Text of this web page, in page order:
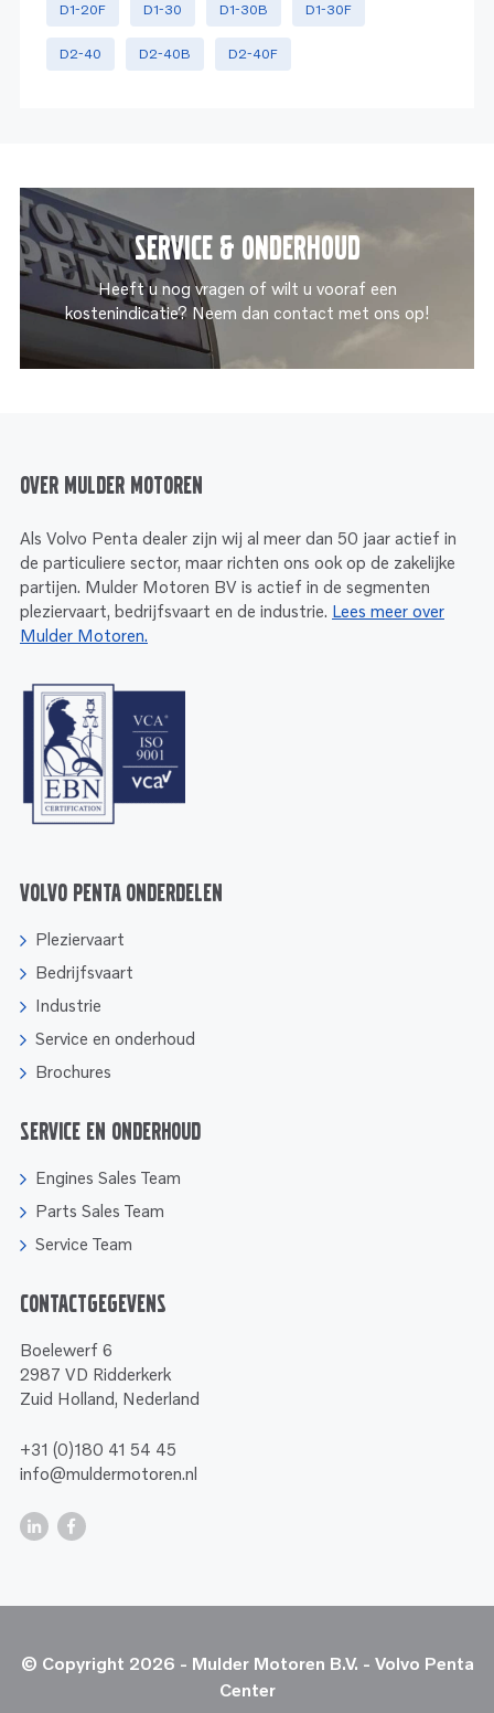
D1-20F D1-30 D1-30B D1-30F
D2-40 D2-40B D2-40F
Service & onderhoud
Heeft u nog vragen of wilt u vooraf een
kostenindicatie? Neem dan contact met ons op!
Over Mulder Motoren
Als Volvo Penta dealer zijn wij al meer dan 50 jaar actief in
de particuliere sector, maar richten ons ook op de zakelijke
partijen. Mulder Motoren BV is actief in de segmenten
pleziervaart, bedrijfsvaart en de industrie. Lees meer over
Mulder Motoren.
Volvo Penta onderdelen
Pleziervaart
Bedrijfsvaart
Industrie
Service en onderhoud
Brochures
Service en onderhoud
Engines Sales Team
Parts Sales Team
Service Team
Contactgegevens
Boelewerf 6
2987 VD Ridderkerk
Zuid Holland, Nederland
+31 (0)180 41 54 45
info@muldermotoren.nl
© Copyright 2026 - Mulder Motoren B.V. - Volvo Penta
Center